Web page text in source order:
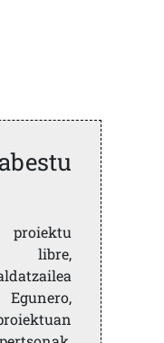
libre,